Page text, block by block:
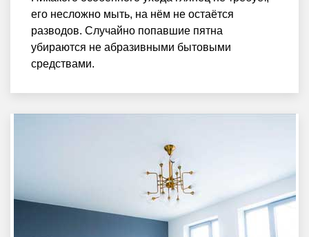
его несложно мыть, на нём не остаётся
разводов. Случайно попавшие пятна
убираются не абразивными бытовыми
средствами.